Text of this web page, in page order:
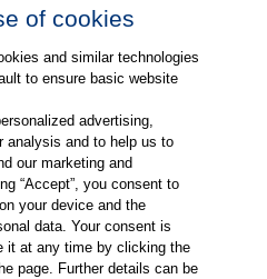
of cookies
and similar technologies
to ensure basic website
advertising,
analysis and to help us to
our marketing and
“Accept”, you consent to
your device and the
data. Your consent is
it at any time by clicking the
page. Further details can be